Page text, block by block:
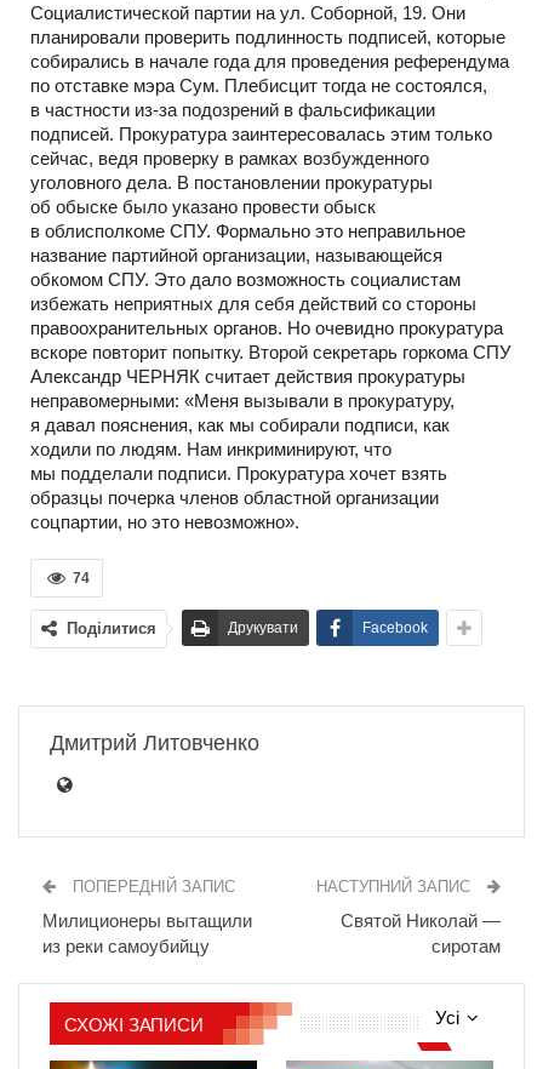
Социалистической партии на ул. Соборной, 19. Они
планировали проверить подлинность подписей, которые
собирались в начале года для проведения референдума
по отставке мэра Сум. Плебисцит тогда не состоялся,
в частности из-за подозрений в фальсификации
подписей. Прокуратура заинтересовалась этим только
сейчас, ведя проверку в рамках возбужденного
уголовного дела. В постановлении прокуратуры
об обыске было указано провести обыск
в облисполкоме СПУ. Формально это неправильное
название партийной организации, называющейся
обкомом СПУ. Это дало возможность социалистам
избежать неприятных для себя действий со стороны
правоохранительных органов. Но очевидно прокуратура
вскоре повторит попытку. Второй секретарь горкома СПУ
Александр ЧЕРНЯК считает действия прокуратуры
неправомерными: «Меня вызывали в прокуратуру,
я давал пояснения, как мы собирали подписи, как
ходили по людям. Нам инкриминируют, что
мы подделали подписи. Прокуратура хочет взять
образцы почерка членов областной организации
соцпартии, но это невозможно».
74
Поділитися Друкувати Facebook
Дмитрий Литовченко
ПОПЕРЕДНІЙ ЗАПИС
Милиционеры вытащили
из реки самоубийцу
НАСТУПНИЙ ЗАПИС
Святой Николай —
сиротам
Усі
СХОЖІ ЗАПИСИ